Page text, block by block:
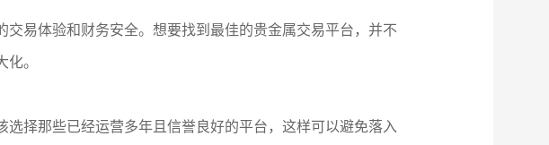
易体验和财务安全。想要找到最佳的贵金属交易平台，并不
。
选择那些已经运营多年且信誉良好的平台，这样可以避免落入